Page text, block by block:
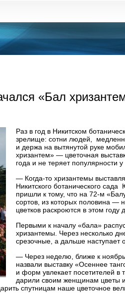
«Бал
Раз в год в Никитском
зрелище: сотни людей,
и держа на вытянутой руке
хризантем» — цветочная
года и не теряет популярности у
— Когда-то хризантемы
Никитского ботанического
пришли к тому, что на 72-м
сортов, из которых половина —
цветков раскроются в этом году
Первыми к началу «бала»
хризантемы. Через несколько
срезочные, а дальше наступает
— Через неделю, ближе к
назвали выставку «Осеннее
и форм увлекает посетителей
дарили своим женщинам цветы
спутницам наше цветочное